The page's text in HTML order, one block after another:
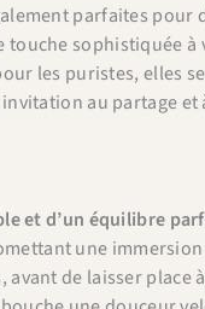
parfaites pour
sophistiquée à
les puristes, elles
au partage et
et d’un équilibre
une
de laisser
×